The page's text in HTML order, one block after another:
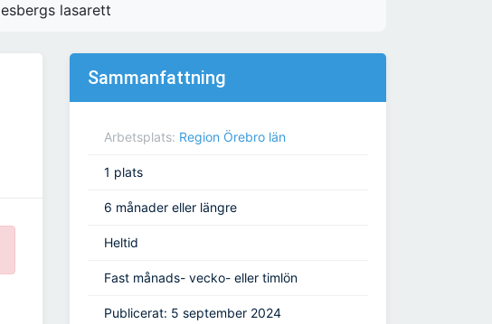
lasarett
Sammanfattning
Arbetsplats: Region Örebro län
1 plats
6 månader eller längre
Heltid
Fast månads- vecko- eller timlön
Publicerat: 5 september 2024